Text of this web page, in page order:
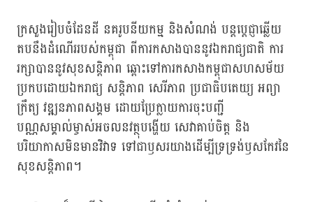
ក្រសួងរៀបចំដែនដី នគរូបនីយកម្ម និងសំណង់ បន្តប្ដេជ្ញាឆ្លើយ
តបនឹងដំណើររបស់កម្ពុជា ពីការកសាងបាននូវឯករាជ្យជាតិ ការ
រក្សាបាននូវសុខសន្តិភាព ឆ្ពោះទៅការកសាងកម្ពុជាសហសម័យ
ប្រកបដោយឯករាជ្យ សន្តិភាព សេរីភាព ប្រជាធិបតេយ្យ អព្យា
ក្រឹត្យ វឌ្ឍនភាពសង្គម ដោយប្រែក្លាយការចុះបញ្ជី
បណ្ណសម្គាល់ម្ចាស់អចលនវត្ថុបង្ហើយ សេវាគាប់ចិត្ត និង
បរិយាកាសមិនមានវិវាទ ទៅជាឫសរយាងដើម្បីទ្រទ្រង់ឫសកែវនៃ
សុខសន្តិភាព។